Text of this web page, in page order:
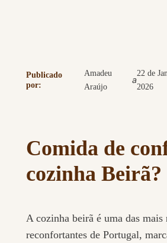
Publicado
por:
Amadeu
Araújo
a
22 de
2026
Comida de
cozinha Beirã?
A cozinha beirã é uma das mais
reconfortantes de Portugal,